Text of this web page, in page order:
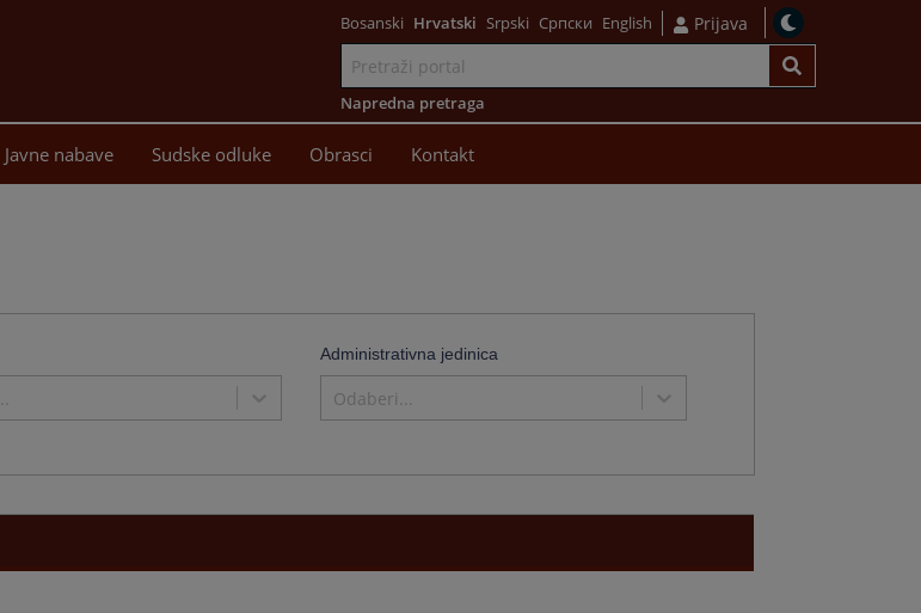
Bosanski Hrvatski Srpski Српски English Prijava
Napredna pretraga
Javne nabave Sudske odluke Obrasci Kontakt
Administrativna jedinica
Odaberi...